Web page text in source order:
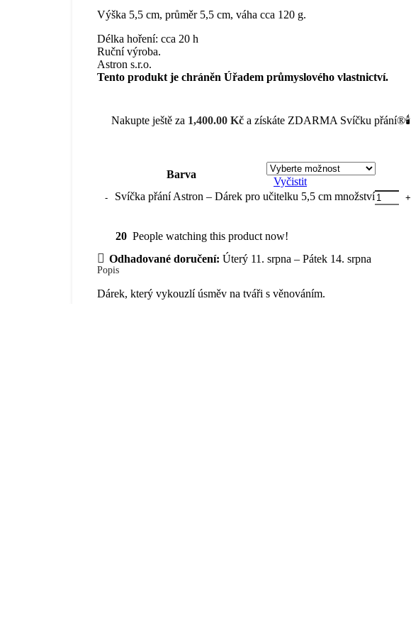
Výška 5,5 cm, průměr 5,5 cm, váha cca 120 g.
Délka hoření: cca 20 h
Ruční výroba.
Astron s.r.o.
Tento produkt je chráněn Úřadem průmyslového vlastnictví.
Nakupte ještě za 1,400.00 Kč a získáte ZDARMA Svíčku přání®🕯️
Barva
Vyčistit
Svíčka přání Astron – Dárek pro učitelku 5,5 cm množství
20 People watching this product now!
Odhadované doručení: Úterý 11. srpna – Pátek 14. srpna
Popis
Dárek, který vykouzlí úsměv na tváři s věnováním.